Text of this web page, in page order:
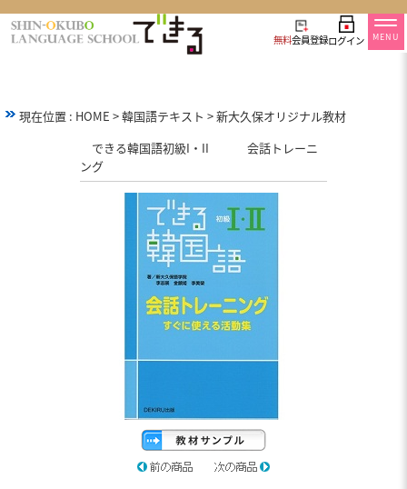
無料会員登録ログイン MENU
現在位置 : HOME >韓国語テキスト >新大久保オリジナル教材
できる韓国語初級I・II 会話トレーニ
ング